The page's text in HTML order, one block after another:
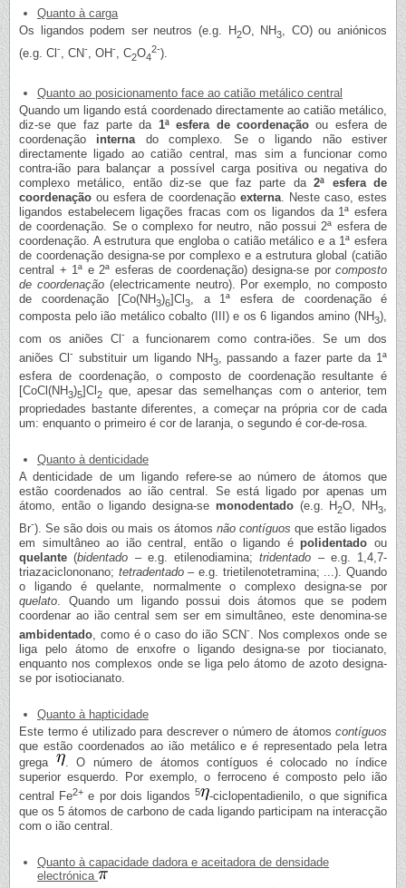
Quanto à carga
Os ligandos podem ser neutros (e.g. H2O, NH3, CO) ou aniónicos
(e.g. Cl -, CN-, OH-, C2O4
2-).
Quanto ao posicionamento face ao catião metálico central
Quando um ligando está coordenado directamente ao catião metálico,
diz-se que faz parte da 1ª esfera de coordenaçãoou esfera de
coordenação interna do complexo. Se o ligando não estiver
directamente ligado ao catião central, mas sim a funcionar como
contra-ião para balançar a possível carga positiva ou negativa do
complexo metálico, então diz-se que faz parte da2ª esfera de
coordenação ou esfera de coordenação externa. Neste caso, estes
ligandos estabelecem ligações fracas com os ligandos da 1ª esfera
de coordenação. Se o complexo for neutro, não possui 2ª esfera de
coordenação. A estrutura que engloba o catião metálico e a 1ª esfera
de coordenação designa-se por complexo e a estrutura global (catião
central + 1ª e 2ª esferas de coordenação) designa-se por composto
de coordenação(electricamente neutro). Por exemplo, no composto
de coordenação [Co(NH3)6]Cl 3
, a 1ª esfera de coordenação é
composta pelo ião metálico cobalto (III) e os 6 ligandos amino (NH3),
com os aniões Cl -
a funcionarem como contra-iões. Se um dos
aniões Cl -substituir um ligando NH3, passando a fazer parte da 1ª
esfera de coordenação, o composto de coordenação resultante é
[CoCl(NH3)5]Cl 2 que, apesar das semelhanças com o anterior, tem
propriedades bastante diferentes, a começar na própria cor de cada
um: enquanto o primeiro é cor de laranja, o segundo é cor-de-rosa.
Quanto à denticidade
A denticidade de um ligando refere-se ao número de átomos que
estão coordenados ao ião central. Se está ligado por apenas um
átomo, então o ligando designa-se monodentado(e.g. H2O, NH3,
Br-). Se são dois ou mais os átomos não contíguos que estão ligados
em simultâneo ao ião central, então o ligando é polidentado ou
quelante (bidentado – e.g. etilenodiamina;tridentado – e.g. 1,4,7-
triazaciclononano; tetradentado– e.g. trietilenotetramina; ...). Quando
o ligando é quelante, normalmente o complexo designa-se por
quelato . Quando um ligando possui dois átomos que se podem
coordenar ao ião central sem ser em simultâneo, este denomina-se
ambidentado, como é o caso do ião SCN-. Nos complexos onde se
liga pelo átomo de enxofre o ligando designa-se por tiocianato,
enquanto nos complexos onde se liga pelo átomo de azoto designa-
se por isotiocianato.
Quanto à hapticidade
Este termo é utilizado para descrever o número de átomos contíguos
que estão coordenados ao ião metálico e é representado pela letra
grega
. O número de átomos contíguos é colocado no índice
superior esquerdo. Por exemplo, o ferroceno é composto pelo ião
central Fe2+ e por dois ligandos5
-ciclopentadienilo, o que significa
que os 5 átomos de carbono de cada ligando participam na interacção
com o ião central.
Quanto à capacidade dadora e aceitadora de densidade
electrónica